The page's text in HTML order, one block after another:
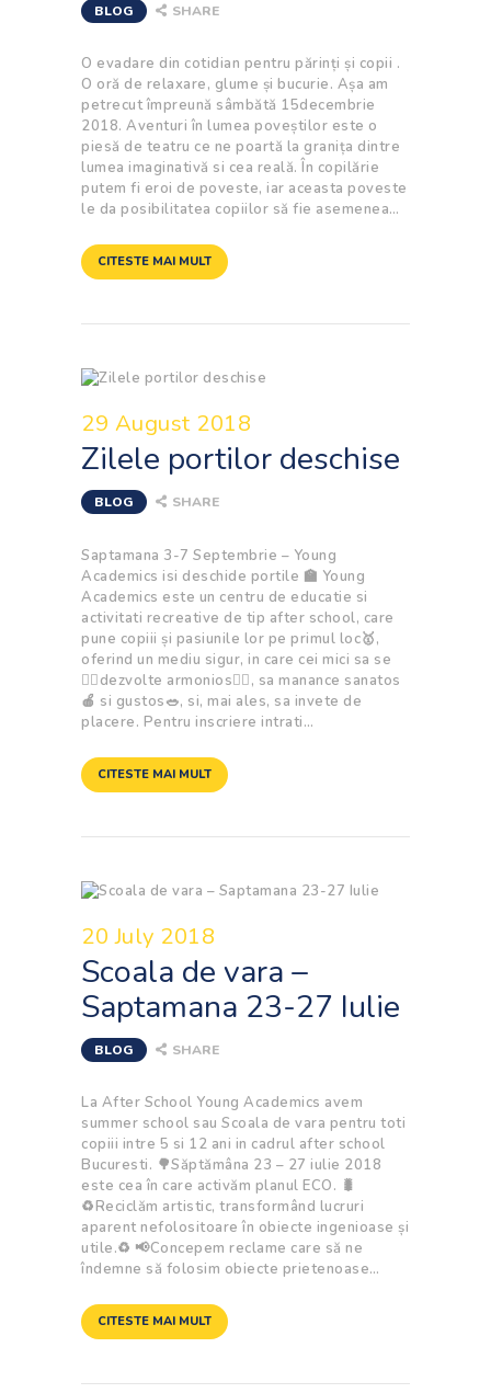
BLOG SHARE
O evadare din cotidian pentru părinți și copii .
O oră de relaxare, glume și bucurie. Așa am
petrecut împreună sâmbătă 15decembrie
2018. Aventuri în lumea poveștilor este o
piesă de teatru ce ne poartă la granița dintre
lumea imaginativă si cea reală. În copilărie
putem fi eroi de poveste, iar aceasta poveste
le da posibilitatea copiilor să fie asemenea…
CITESTE MAI MULT
29 August 2018
Zilele portilor deschise
BLOG SHARE
Saptamana 3-7 Septembrie – Young
Academics isi deschide portile 🏫 Young
Academics este un centru de educatie si
activitati recreative de tip after school, care
pune copiii și pasiunile lor pe primul loc🥇,
oferind un mediu sigur, in care cei mici sa se
🧘‍♂dezvolte armonios🧘‍♀, sa manance sanatos
🍎 si gustos🥗, si, mai ales, sa invete de
placere. Pentru inscriere intrati…
CITESTE MAI MULT
20 July 2018
Scoala de vara –
Saptamana 23-27 Iulie
BLOG SHARE
La After School Young Academics avem
summer school sau Scoala de vara pentru toti
copiii intre 5 si 12 ani in cadrul after school
Bucuresti. 🌳Săptămâna 23 – 27 iulie 2018
este cea în care activăm planul ECO. 🐛
♻Reciclăm artistic, transformând lucruri
aparent nefolositoare în obiecte ingenioase și
utile.♻ 📢Concepem reclame care să ne
îndemne să folosim obiecte prietenoase…
CITESTE MAI MULT